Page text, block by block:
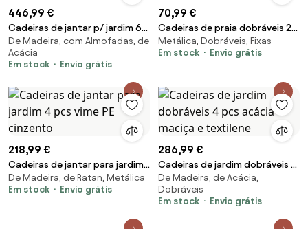
446,99 €
Cadeiras de jantar p/ jardim 6
pcs c/ almofadões acácia
maciça
De Madeira, com Almofadas, de
Acácia
Em stock
Envio grátis
70,99 €
Cadeiras de praia dobráveis 2
pcs tecido preto
Metálica, Dobráveis, Fixas
Em stock
Envio grátis
218,99 €
Cadeiras de jantar para jardim
4 pcs vime PE cinzento
De Madeira, de Ratan, Metálica
Em stock
Envio grátis
286,99 €
Cadeiras de jardim dobráveis 4
pcs acácia maciça e textilene
De Madeira, de Acácia,
Dobráveis
Em stock
Envio grátis